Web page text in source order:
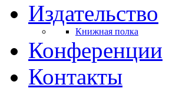
Издательство
Книжная полка
Конференции
Контакты